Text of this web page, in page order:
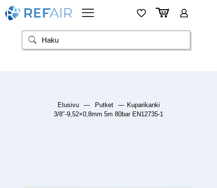
Etusivu — Putket — Kuparikanki
3/8″-9,52×0,8mm 5m 80bar EN12735-1